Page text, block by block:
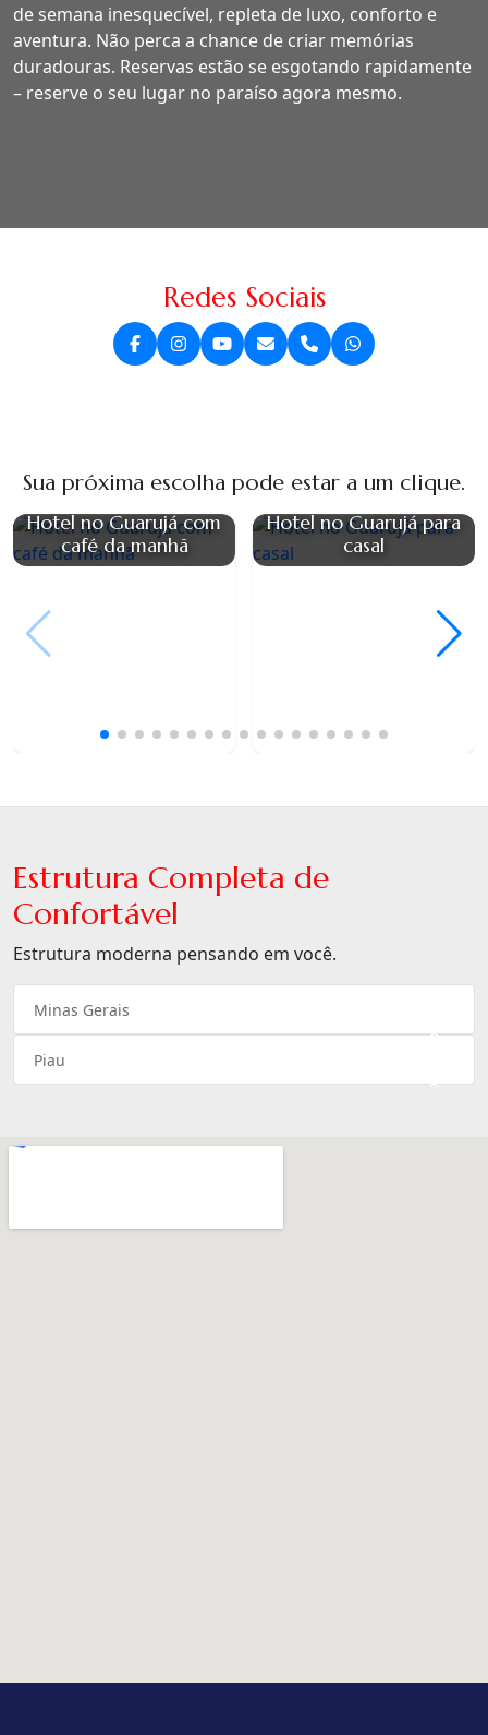
de semana inesquecível, repleta de luxo, conforto e
aventura. Não perca a chance de criar memórias
duradouras. Reservas estão se esgotando rapidamente
– reserve o seu lugar no paraíso agora mesmo.
Redes Sociais
Sua próxima escolha pode estar a um clique.
Hotel no Guarujá com
café da manhã
Hotel no Guarujá para
casal
Estrutura Completa de
Confortável
Estrutura moderna pensando em você.
×
Minas Gerais
×
Piau